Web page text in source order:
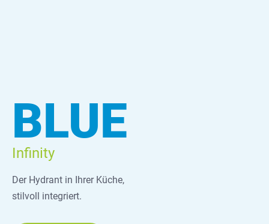
BLUE
Infinity
Der Hydrant in Ihrer Küche,
stilvoll integriert.